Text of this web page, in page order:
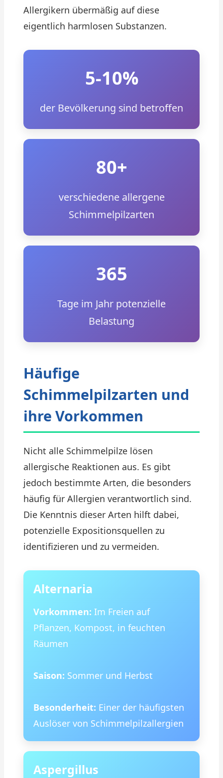
Allergikern übermäßig auf diese
eigentlich harmlosen Substanzen.
5-10%
der Bevölkerung sind betroffen
80+
verschiedene allergene
Schimmelpilzarten
365
Tage im Jahr potenzielle
Belastung
Häufige
Schimmelpilzarten und
ihre Vorkommen
Nicht alle Schimmelpilze lösen
allergische Reaktionen aus. Es gibt
jedoch bestimmte Arten, die besonders
häufig für Allergien verantwortlich sind.
Die Kenntnis dieser Arten hilft dabei,
potenzielle Expositionsquellen zu
identifizieren und zu vermeiden.
Alternaria
Vorkommen: Im Freien auf
Pflanzen, Kompost, in feuchten
Räumen
Saison: Sommer und Herbst
Besonderheit: Einer der häufigsten
Auslöser von Schimmelpilzallergien
Aspergillus